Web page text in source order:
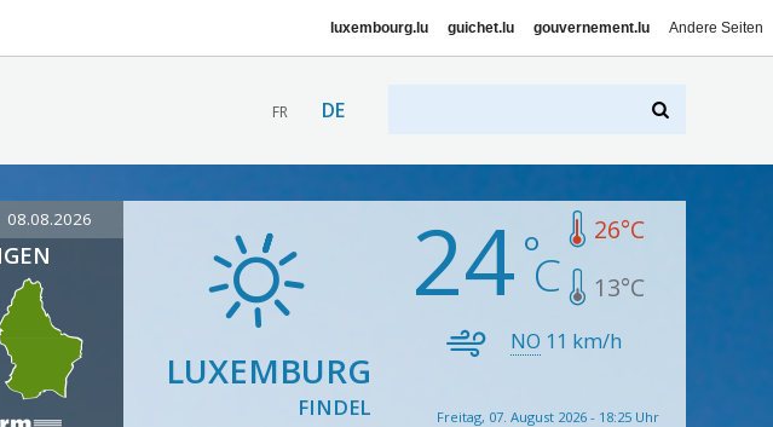
luxembourg.lu guichet.lu gouvernement.lu Andere Seiten
FR DE
08.08.2026
LUXEMBURG
FINDEL
24 26°C
13°C
NO 11 km/h
Freitag, 07. August 2026 - 18:25 Uhr